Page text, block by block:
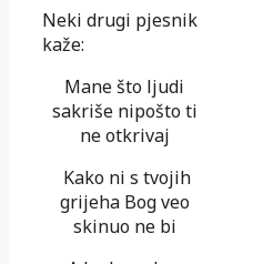
Neki drugi pjesnik
kaže:
Mane što ljudi
sakriše nipošto ti
ne otkrivaj
Kako ni s tvojih
grijeha Bog veo
skinuo ne bi